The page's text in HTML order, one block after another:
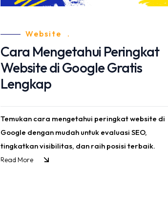
Website .
Cara Mengetahui Peringkat
Website di Google Gratis
Lengkap
Temukan cara mengetahui peringkat website di
Google dengan mudah untuk evaluasi SEO,
tingkatkan visibilitas, dan raih posisi terbaik.
Read More